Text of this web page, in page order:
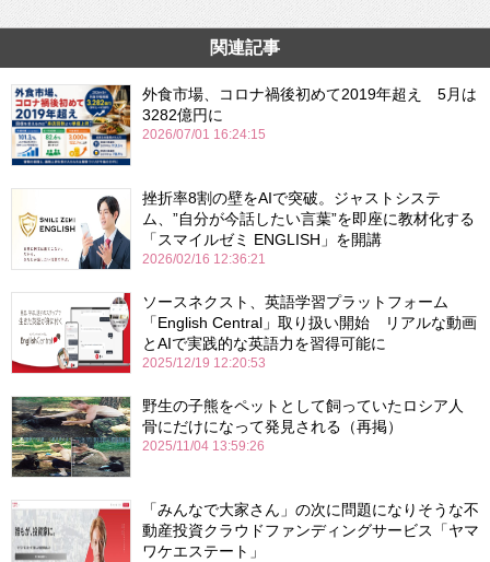
関連記事
外食市場、コロナ禍後初めて2019年超え 5月は
3282億円に
2026/07/01 16:24:15
挫折率8割の壁をAIで突破。ジャストシステ
ム、”自分が今話したい言葉”を即座に教材化する
「スマイルゼミ ENGLISH」を開講
2026/02/16 12:36:21
ソースネクスト、英語学習プラットフォーム
「English Central」取り扱い開始 リアルな動画
とAIで実践的な英語力を習得可能に
2025/12/19 12:20:53
野生の子熊をペットとして飼っていたロシア人
骨にだけになって発見される（再掲）
2025/11/04 13:59:26
「みんなで大家さん」の次に問題になりそうな不
動産投資クラウドファンディングサービス「ヤマ
ワケエステート」